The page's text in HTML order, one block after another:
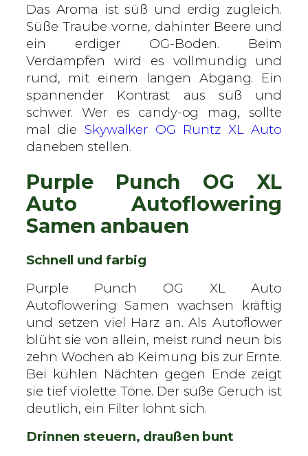
Das Aroma ist süß und erdig zugleich.
Süße Traube vorne, dahinter Beere und
ein erdiger OG-Boden. Beim
Verdampfen wird es vollmundig und
rund, mit einem langen Abgang. Ein
spannender Kontrast aus süß und
schwer. Wer es candy-og mag, sollte
mal die Skywalker OG Runtz XL Auto
daneben stellen.
Purple Punch OG XL
Auto Autoflowering
Samen anbauen
Schnell und farbig
Purple Punch OG XL Auto
Autoflowering Samen wachsen kräftig
und setzen viel Harz an. Als Autoflower
blüht sie von allein, meist rund neun bis
zehn Wochen ab Keimung bis zur Ernte.
Bei kühlen Nächten gegen Ende zeigt
sie tief violette Töne. Der süße Geruch ist
deutlich, ein Filter lohnt sich.
Drinnen steuern, draußen bunt